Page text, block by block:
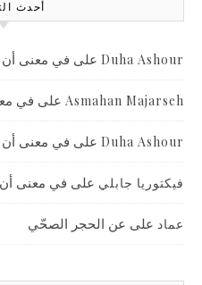
أحدث
Duha Ashour على في معنى أن
Asmahan Majarseh على في
Duha Ashour على في معنى أن
فيكتوريا جابلي على في معنى
عماد على عن الحجر الصحّي